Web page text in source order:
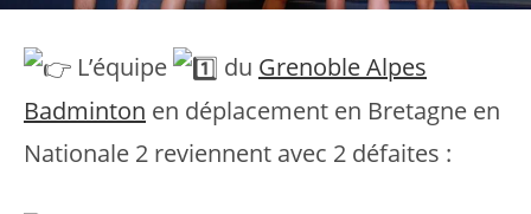
L’équipe du Grenoble Alpes
Badminton en déplacement en Bretagne en
Nationale 2 reviennent avec 2 défaites :